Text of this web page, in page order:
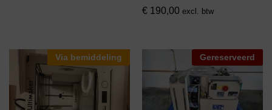
€ 190,00 excl. btw
Via bemiddeling Gereserveerd